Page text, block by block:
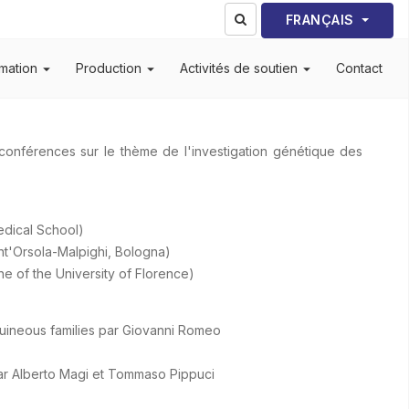
Sélectionnez votre
FRANÇAIS
Production Activités de soutien Contact
sur le thème de l'investigation génétique des
School)
Malpighi, Bologna)
of the University of Florence)
families par Giovanni Romeo
Alberto Magi et Tommaso Pippuci